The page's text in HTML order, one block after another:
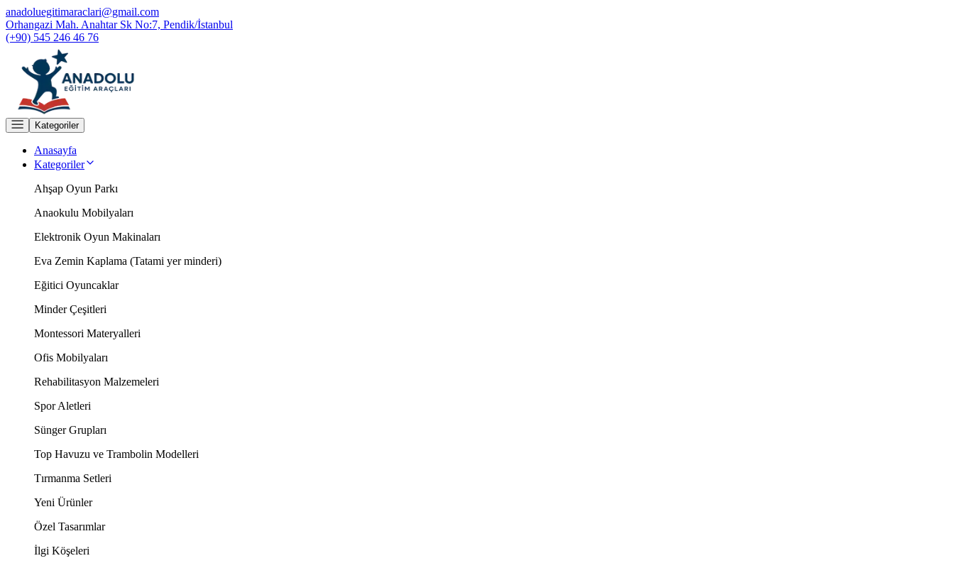
anadoluegitimaraclari@gmail.com
Orhangazi Mah. Anahtar Sk No:7, Pendik/İstanbul
(+90) 545 246 46 76
Kategoriler
Anasayfa
Kategoriler
Ahşap Oyun Parkı
Anaokulu Mobilyaları
Elektronik Oyun Makinaları
Eva Zemin Kaplama (Tatami yer minderi)
Eğitici Oyuncaklar
Minder Çeşitleri
Montessori Materyalleri
Ofis Mobilyaları
Rehabilitasyon Malzemeleri
Spor Aletleri
Sünger Grupları
Top Havuzu ve Trambolin Modelleri
Tırmanma Setleri
Yeni Ürünler
Özel Tasarımlar
İlgi Köşeleri